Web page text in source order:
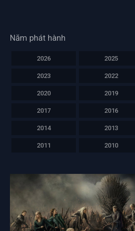
Năm phát hành
2026 2025
2023 2022
2020 2019
2017 2016
2014 2013
2011 2010